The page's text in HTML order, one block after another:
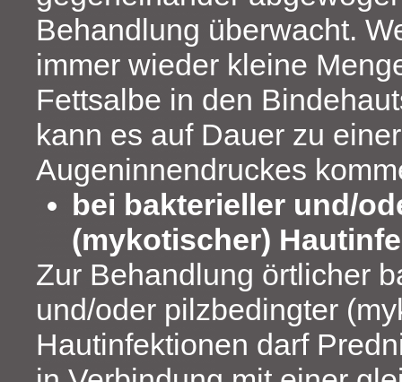
Behandlung überwacht.
immer wieder kleine
Fettsalbe in den
kann es auf Dauer zu
Augeninnendruckes
bei bakterieller und/
(mykotischer)
Zur Behandlung örtlicher
und/oder pilzbedingter
Hautinfektionen darf